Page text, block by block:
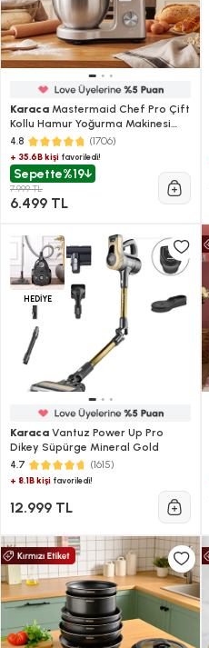
Karaca Mastermaid Chef Pro Çift
Kollu Hamur Yoğurma Makinesi
Iconic Beige 1500W 5L
4.8 (1706)
+ 35.6B kişi favoriledi!
Sepette%19
7.999 TL
6.499 TL
HEDİYE
Karaca Vantuz Power Up Pro
Dikey Süpürge Mineral Gold
4.7 (1615)
+ 8.1B kişi favoriledi!
12.999 TL